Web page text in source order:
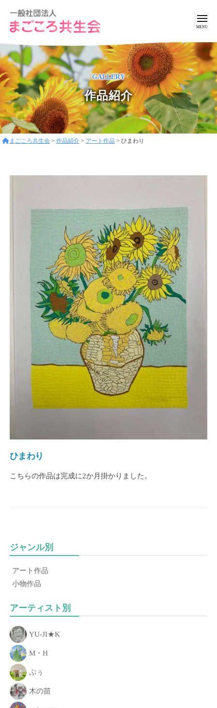
ン
ツ
へ
ス
キ
ッ
プ
般
社
団
法
人
ま
ご
共
ッ
ト
ホ
ー
ム
な
環
境
レ
な
る
と
の
歩
」
お
手
伝
い
致
し
ま
す
メ
ニ
ー
GALLERY
作品紹介
まごころ共生会 > 作品紹介 > アート作品 > ひまわり
ひまわり
こちらの作品は完成に2か月掛かりました。
ジャンル別
アート作品
小物作品
アーティスト別
YU-JI★K
M・H
ぷぅ
木の苗
般
社
団
法
人
ま
ご
こ
ろ
共
生
会